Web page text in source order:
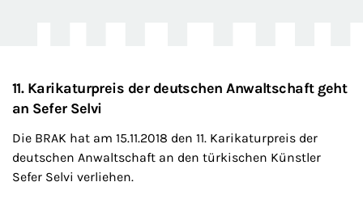
11. Karikaturpreis der deutschen Anwaltschaft geht
an Sefer Selvi
Die BRAK hat am 15.11.2018 den 11. Karikaturpreis der
deutschen Anwaltschaft an den türkischen Künstler
Sefer Selvi verliehen.